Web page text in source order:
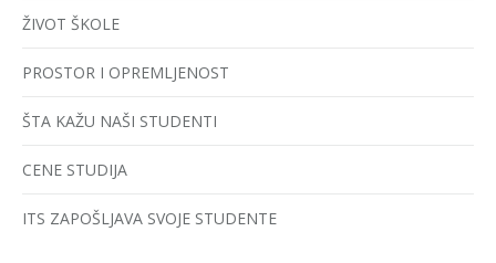
ŽIVOT ŠKOLE
PROSTOR I OPREMLJENOST
ŠTA KAŽU NAŠI STUDENTI
CENE STUDIJA
ITS ZAPOŠLJAVA SVOJE STUDENTE